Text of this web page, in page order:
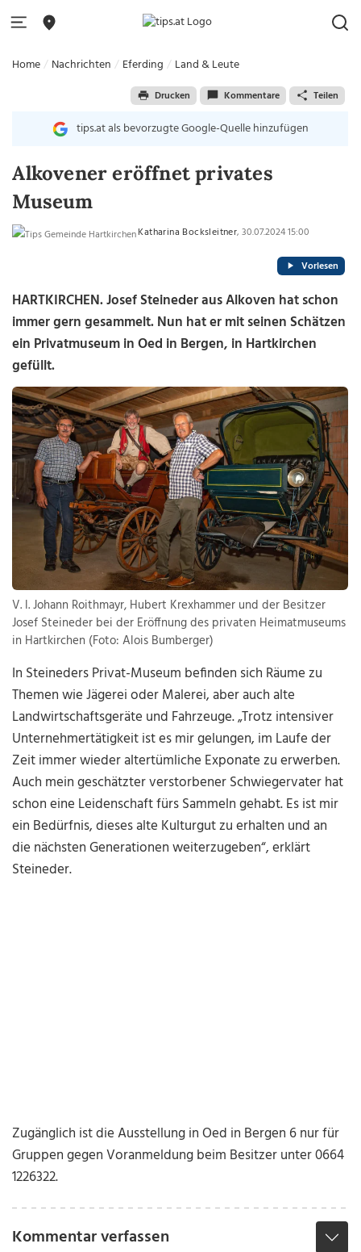
Home Nachrichten Eferding Land & Leute
Drucken Kommentare Teilen
tips.at als bevorzugte Google-Quelle hinzufügen
Alkovener eröffnet privates
Museum
Katharina Bocksleitner, 30.07.2024 15:00
Vorlesen
HARTKIRCHEN.Josef Steineder aus Alkoven hat schon
immer gern gesammelt. Nun hat er mit seinen Schätzen
ein Privatmuseum in Oed in Bergen, in Hartkirchen
gefüllt.
V. l. Johann Roithmayr, Hubert Krexhammer und der Besitzer
Josef Steineder bei der Eröffnung des privaten Heimatmuseums
in Hartkirchen (Foto: Alois Bumberger)
In Steineders Privat-Museum befinden sich Räume zu
Themen wie Jägerei oder Malerei, aber auch alte
Landwirtschaftsgeräte und Fahrzeuge. „Trotz intensiver
Unternehmertätigkeit ist es mir gelungen, im Laufe der
Zeit immer wieder altertümliche Exponate zu erwerben.
Auch mein geschätzter verstorbener Schwiegervater hat
schon eine Leidenschaft fürs Sammeln gehabt. Es ist mir
ein Bedürfnis, dieses alte Kulturgut zu erhalten und an
die nächsten Generationen weiterzugeben“, erklärt
Steineder.
Zugänglich ist die Ausstellung in Oed in Bergen 6 nur für
Gruppen gegen Voranmeldung beim Besitzer unter 0664
1226322.
Kommentar verfassen